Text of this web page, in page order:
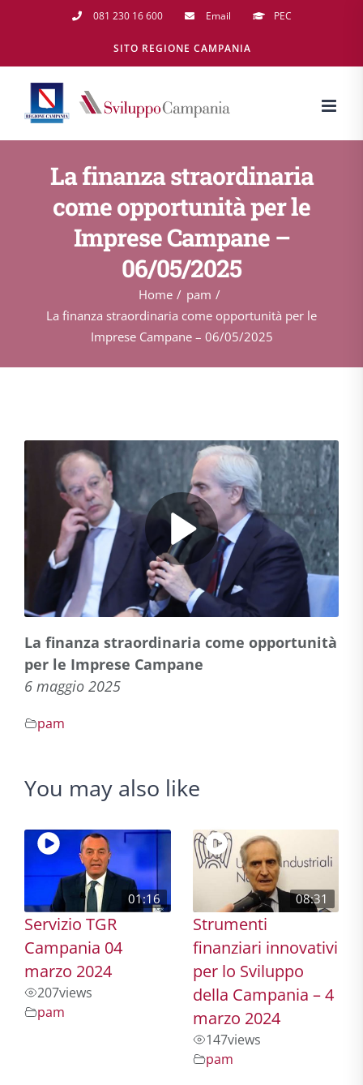
081 230 16 600 Email PEC
SITO REGIONE CAMPANIA
La finanza straordinaria
come opportunità per le
Imprese Campane –
06/05/2025
Home
pam
La finanza straordinaria come opportunità per le
Imprese Campane – 06/05/2025
La finanza straordinaria come opportunità
per le Imprese Campane
6 maggio 2025
pam
You may also like
01:16
Servizio TGR
Campania 04
marzo 2024
207views
pam
08:31
Strumenti
finanziari innovativi
per lo Sviluppo
della Campania – 4
marzo 2024
147views
pam